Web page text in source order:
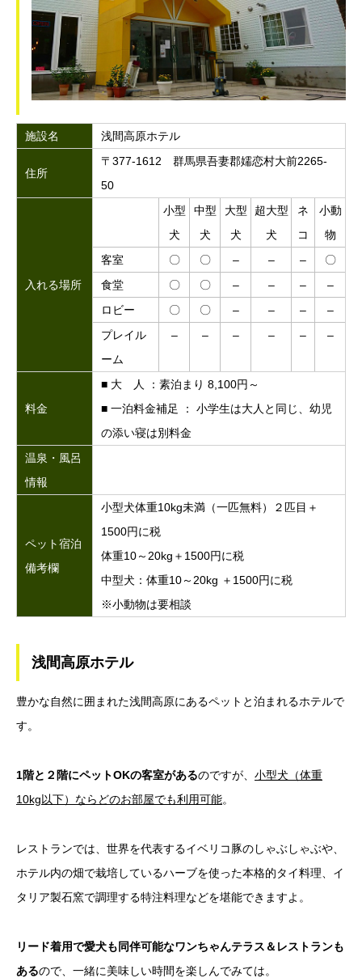
施設名 浅間高原ホテル
住所
〒377-1612 群馬県吾妻郡嬬恋村大前2265-
50
入れる場所
小型
犬
中型
犬
大型
犬
超大型
犬
ネ
コ
小動
物
客室
〇 〇 – – –
〇
食堂
〇 〇 – – –
–
ロビー
〇 〇 – – –
–
プレイル
ーム
– – – – – –
料金
■ 大 人 ：素泊まり 8,100円～
■ 一泊料金補足 ： 小学生は大人と同じ、幼児
の添い寝は別料金
温泉・風呂
情報
ペット宿泊
備考欄
小型犬体重10kg未満（一匹無料）２匹目＋
1500円に税
体重10～20kg＋1500円に税
中型犬：体重10～20kg ＋1500円に税
※小動物は要相談
浅間高原ホテル
豊かな自然に囲まれた浅間高原にあるペットと泊まれるホテルで
す。
1階と２階にペットOKの客室があるのですが、 小型犬（体重
10kg以下）ならどのお部屋でも利用可能。
レストランでは、世界を代表するイベリコ豚のしゃぶしゃぶや、
ホテル内の畑で栽培しているハーブを使った本格的タイ料理、イ
タリア製石窯で調理する特注料理などを堪能できますよ。
リード着用で愛犬も同伴可能なワンちゃんテラス＆レストランも
あるので、一緒に美味しい時間を楽しんでみては。